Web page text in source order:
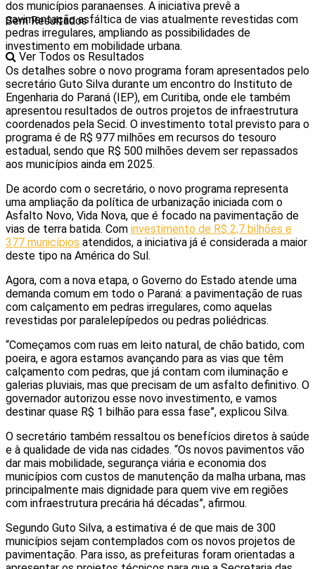
Sem Resultados
Ver Todos os Resultados
dos municípios paranaenses. A iniciativa prevê a
pavimentação asfáltica de vias atualmente revestidas com
pedras irregulares, ampliando as possibilidades de
investimento em mobilidade urbana.
Os detalhes sobre o novo programa foram apresentados pelo
secretário Guto Silva durante um encontro do Instituto de
Engenharia do Paraná (IEP), em Curitiba, onde ele também
apresentou resultados de outros projetos de infraestrutura
coordenados pela Secid. O investimento total previsto para o
programa é de R$ 977 milhões em recursos do tesouro
estadual, sendo que R$ 500 milhões devem ser repassados
aos municípios ainda em 2025.
De acordo com o secretário, o novo programa representa
uma ampliação da política de urbanização iniciada com o
Asfalto Novo, Vida Nova, que é focado na pavimentação de
vias de terra batida. Com investimento de R$ 2,7 bilhões e
377 municípios atendidos, a iniciativa já é considerada a maior
deste tipo na América do Sul.
Agora, com a nova etapa, o Governo do Estado atende uma
demanda comum em todo o Paraná: a pavimentação de ruas
com calçamento em pedras irregulares, como aquelas
revestidas por paralelepípedos ou pedras poliédricas.
“Começamos com ruas em leito natural, de chão batido, com
poeira, e agora estamos avançando para as vias que têm
calçamento com pedras, que já contam com iluminação e
galerias pluviais, mas que precisam de um asfalto definitivo. O
governador autorizou esse novo investimento, e vamos
destinar quase R$ 1 bilhão para essa fase”, explicou Silva.
O secretário também ressaltou os benefícios diretos à saúde
e à qualidade de vida nas cidades. “Os novos pavimentos vão
dar mais mobilidade, segurança viária e economia dos
municípios com custos de manutenção da malha urbana, mas
principalmente mais dignidade para quem vive em regiões
com infraestrutura precária há décadas”, afirmou.
Segundo Guto Silva, a estimativa é de que mais de 300
municípios sejam contemplados com os novos projetos de
pavimentação. Para isso, as prefeituras foram orientadas a